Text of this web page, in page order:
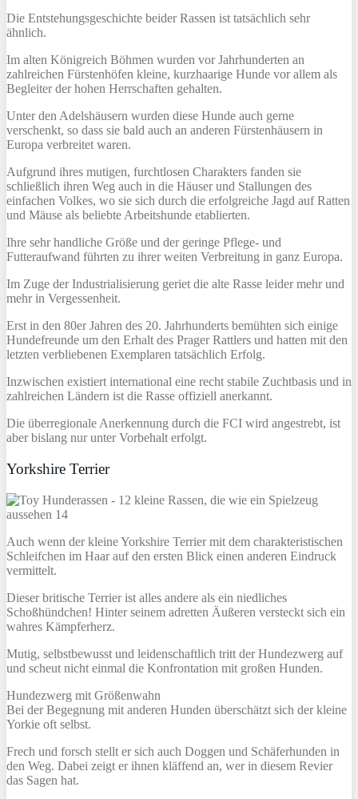
Die Entstehungsgeschichte beider Rassen ist tatsächlich sehr
ähnlich.
Im alten Königreich Böhmen wurden vor Jahrhunderten an
zahlreichen Fürstenhöfen kleine, kurzhaarige Hunde vor allem als
Begleiter der hohen Herrschaften gehalten.
Unter den Adelshäusern wurden diese Hunde auch gerne
verschenkt, so dass sie bald auch an anderen Fürstenhäusern in
Europa verbreitet waren.
Aufgrund ihres mutigen, furchtlosen Charakters fanden sie
schließlich ihren Weg auch in die Häuser und Stallungen des
einfachen Volkes, wo sie sich durch die erfolgreiche Jagd auf Ratten
und Mäuse als beliebte Arbeitshunde etablierten.
Ihre sehr handliche Größe und der geringe Pflege- und
Futteraufwand führten zu ihrer weiten Verbreitung in ganz Europa.
Im Zuge der Industrialisierung geriet die alte Rasse leider mehr und
mehr in Vergessenheit.
Erst in den 80er Jahren des 20. Jahrhunderts bemühten sich einige
Hundefreunde um den Erhalt des Prager Rattlers und hatten mit den
letzten verbliebenen Exemplaren tatsächlich Erfolg.
Inzwischen existiert international eine recht stabile Zuchtbasis und in
zahlreichen Ländern ist die Rasse offiziell anerkannt.
Die überregionale Anerkennung durch die FCI wird angestrebt, ist
aber bislang nur unter Vorbehalt erfolgt.
Yorkshire Terrier
Auch wenn der kleine Yorkshire Terrier mit dem charakteristischen
Schleifchen im Haar auf den ersten Blick einen anderen Eindruck
vermittelt.
Dieser britische Terrier ist alles andere als ein niedliches
Schoßhündchen! Hinter seinem adretten Äußeren versteckt sich ein
wahres Kämpferherz.
Mutig, selbstbewusst und leidenschaftlich tritt der Hundezwerg auf
und scheut nicht einmal die Konfrontation mit großen Hunden.
Hundezwerg mit Größenwahn
Bei der Begegnung mit anderen Hunden überschätzt sich der kleine
Yorkie oft selbst.
Frech und forsch stellt er sich auch Doggen und Schäferhunden in
den Weg. Dabei zeigt er ihnen kläffend an, wer in diesem Revier
das Sagen hat.